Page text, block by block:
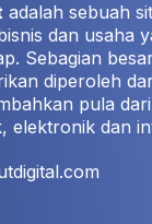
adalah sebuah
dan usaha
Sebagian
diperoleh
pula
elektronik dan